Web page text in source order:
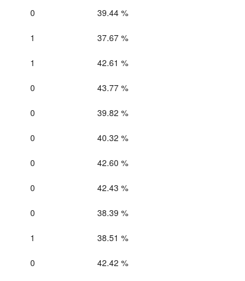
0 39.44 %
1 37.67 %
1 42.61 %
0 43.77 %
0 39.82 %
0 40.32 %
0 42.60 %
0 42.43 %
0 38.39 %
1 38.51 %
0 42.42 %